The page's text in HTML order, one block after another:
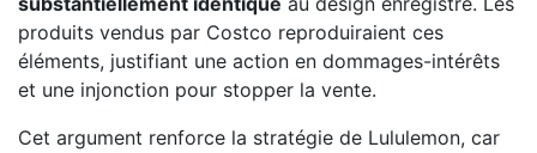
produits vendus par Costco reproduiraient ces
éléments, justifiant une action en dommages-intérêts
et une injonction pour stopper la vente.
Cet argument renforce la stratégie de Lululemon, car